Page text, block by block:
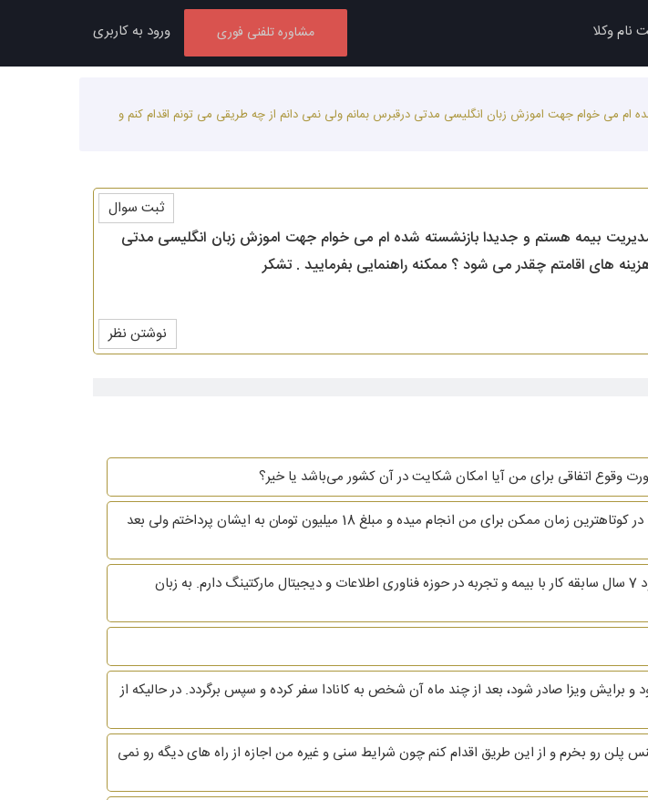
نام وکلا مشاوره تلفنی فوری ورود به کاربری
بازنشسته شده ام می خوام جهت اموزش زبان انگلیسی مدتی درقبرس بمانم ولی نمی دانم از چه طریقی می تونم اقدام کنم و
و مجرد و لیسانس مدیریت بیمه هستم و جدیدا بازنشسته شده ام می خوام جهت اموزش زبان انگلیسی مدتی
های اقامتم چقدر می شود ؟ ممکنه راهنمایی بفرمایید . تشکر
نوشتن نظر
ثبت سوال
وقوع اتفاقی برای من آیا امکان شکایت در آن کشور می‌باشد یا خیر؟
مدتی قبل تصمیم گرفتم ویزای شینگن بگیرم، شخصی به من پیشنهاد داد که این کار را در کوتاهترین زمان ممکن برای من انجام میده و مبلغ 18 میلیون تومان به ایشان پرداختم ولی بعد
من می خواهم به کانادا مهاجرت کنم. من کارشناسی ارشد از یک دانشگاه معتبر و حدود 7 سال سابقه کار با بیمه و تجربه در حوزه فناوری اطلاعات و دیجیتال مارکتینگ دارم. به زبان
برایش ویزا صادر شود، بعد از چند ماه آن شخص به کانادا سفر کرده و سپس برگردد. در حالیکه از
رو بخرم و از این طریق اقدام کنم چون شرایط سنی و غیره من اجازه از راه های دیگه رو نمی